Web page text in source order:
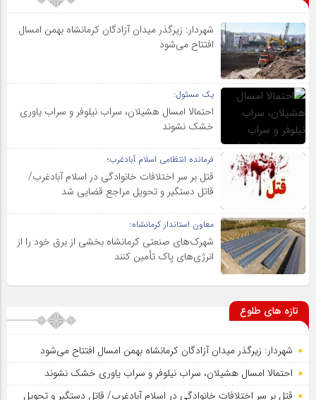
شهردار: زیرگذر میدان آزادگان کرمانشاه بهمن امسال
افتتاح می‌شود
یک مسئول:
احتمالا امسال هشیلان، سراب نیلوفر و سراب یاوری
خشک نشوند
فرمانده انتظامی اسلام آبادغرب؛
قتل بر سر اختلافات خانوادگی در اسلام آبادغرب/
قاتل دستگیر و تحویل مراجع قضایی شد
معاون استاندار کرمانشاه:
شهرک‌های صنعتی کرمانشاه بخشی از برق خود را از
انرژی‌های پاک تأمین کنند
تازه های طلوع
شهردار: زیرگذر میدان آزادگان کرمانشاه بهمن امسال افتتاح می‌شود
احتمالا امسال هشیلان، سراب نیلوفر و سراب یاوری خشک نشوند
قتل بر سر اختلافات خانوادگی در اسلام آبادغرب/ قاتل دستگیر و تحویل